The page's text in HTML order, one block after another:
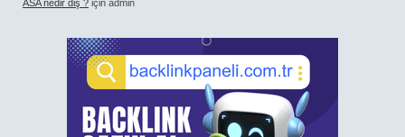
ASA nedir diş ? için admin